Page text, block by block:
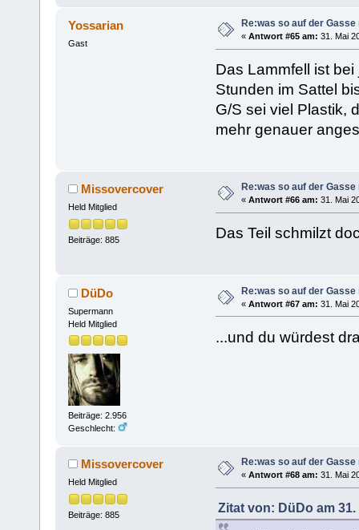
Yossarian
Gast
Re:was so auf der
« Antwort #65 am: 31. Mai
Das Lammfell ist
Stunden im Sattel
G/S sei viel Plastik,
mehr genauer
Missovercover
Held Mitglied
Beiträge: 885
Re:was so auf der
« Antwort #66 am: 31. Mai
Das Teil schmilzt
DüDo
Supermann
Held Mitglied
Beiträge: 2.956
Geschlecht:
Re:was so auf der Gasse
« Antwort #67 am: 31. Mai
...und du würdest
Missovercover
Held Mitglied
Beiträge: 885
Re:was so auf der
« Antwort #68 am: 31. Mai
Zitat von: DüDo am 31.